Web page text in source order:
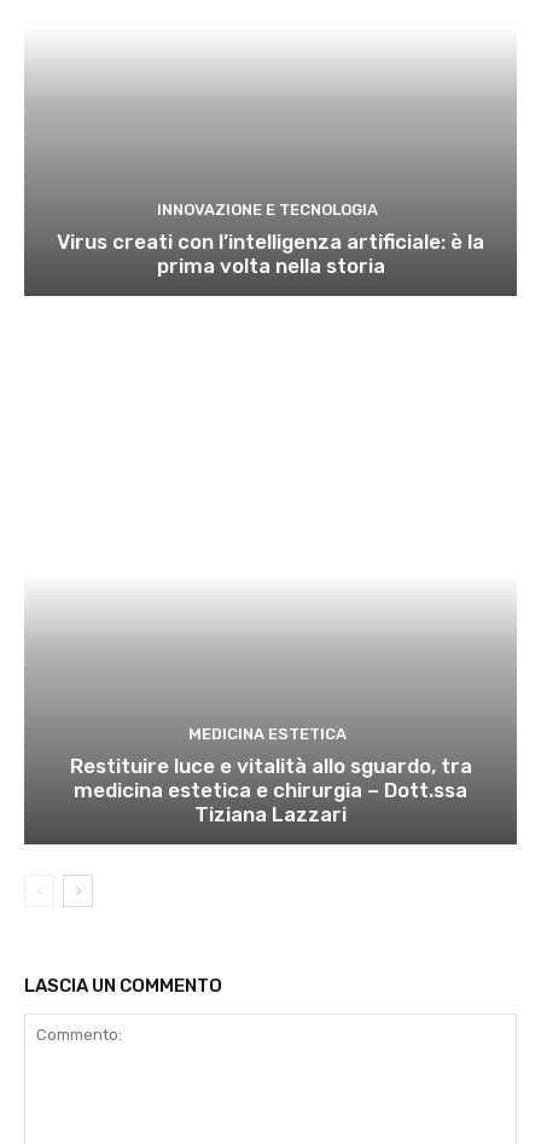
INNOVAZIONE E TECNOLOGIA
Virus creati con l’intelligenza artificiale: è la
prima volta nella storia
MEDICINA ESTETICA
Restituire luce e vitalità allo sguardo, tra
medicina estetica e chirurgia – Dott.ssa
Tiziana Lazzari
LASCIA UN COMMENTO